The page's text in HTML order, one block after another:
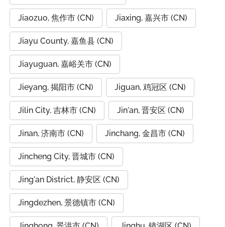
Jiaozuo, 焦作市 (CN) Jiaxing, 嘉兴市 (CN)
Jiayu County, 嘉鱼县 (CN)
Jiayuguan, 嘉峪关市 (CN)
Jieyang, 揭阳市 (CN) Jiguan, 鸡冠区 (CN)
Jilin City, 吉林市 (CN) Jin'an, 晋安区 (CN)
Jinan, 济南市 (CN) Jinchang, 金昌市 (CN)
Jincheng City, 晋城市 (CN)
Jing'an District, 静安区 (CN)
Jingdezhen, 景德镇市 (CN)